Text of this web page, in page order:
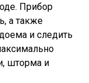
Прибор
а также
и следить
шторма и